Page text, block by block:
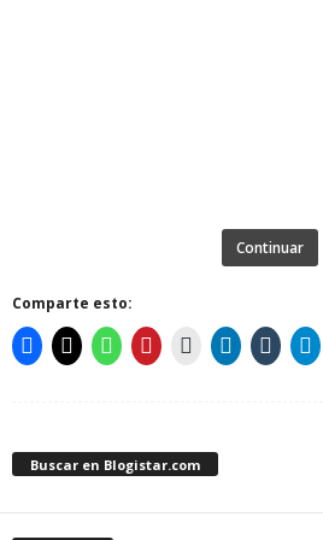
Continuar
Comparte esto:
Buscar en Blogistar.com